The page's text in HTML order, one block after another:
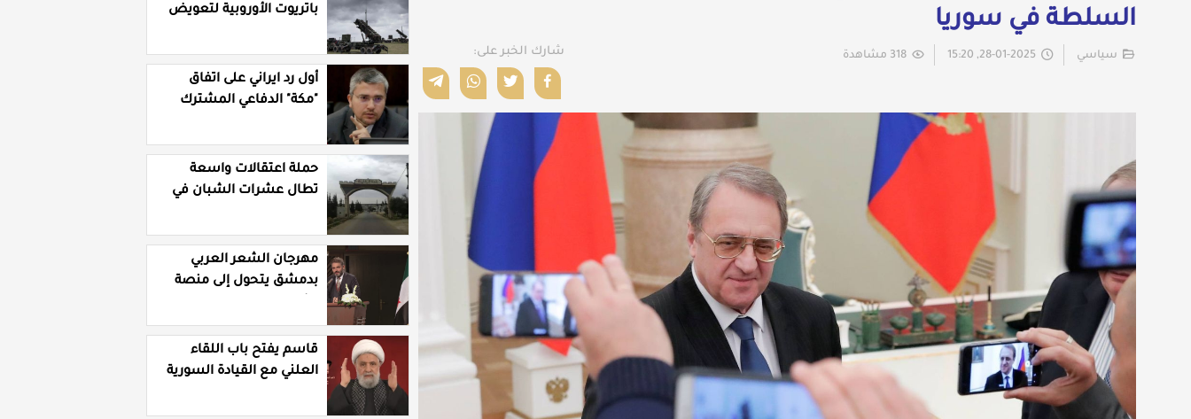
السلطة في سوريا
سياسي شارك الخبر على:
باتريوت الأوروبية لتعويض
في مواجهة ايران
أول رد ايراني على اتفاق
"مكة" الدفاعي المشترك
حملة اعتقالات واسعة
تطال عشرات الشبان في
الشرقي
مهرجان الشعر العربي
بدمشق يتحول إلى منصة
السوريات والعربيات
قاسم يفتح باب اللقاء
العلني مع القيادة السورية
بـ"خدمة إسرائيل"